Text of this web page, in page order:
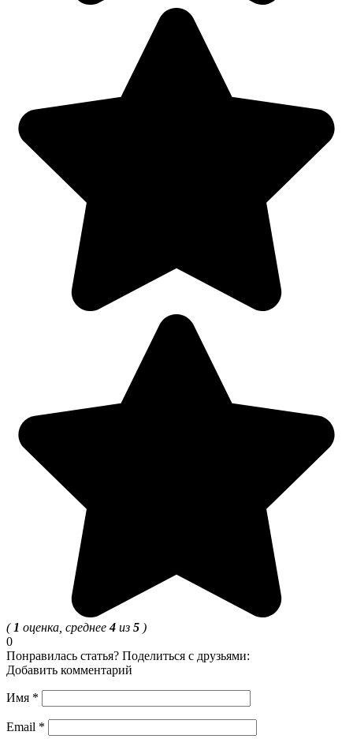
( 1 оценка, среднее4 из 5 )
0
Понравилась статья? Поделиться с друзьями:
Добавить комментарий
Имя *
Email *